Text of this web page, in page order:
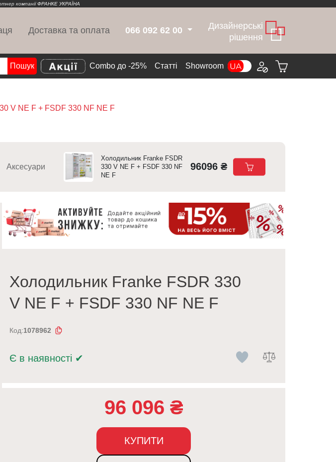
компаніїФРАНКЕ УКРАЇНА
Доставка та оплата 066 092 62 00
Дизайнерські
рішення
Пошук Combo до -25% Cтатті Showroom
V NE F + FSDF 330 NF NE F
Аксесуари
Холодильник Franke FSDR
330 V NE F + FSDF 330 NF
NE F
96096 ₴
Холодильник Franke FSDR 330
V NE F + FSDF 330 NF NE F
Код:1078962
Є в наявності ✔
96 096 ₴
КУПИТИ